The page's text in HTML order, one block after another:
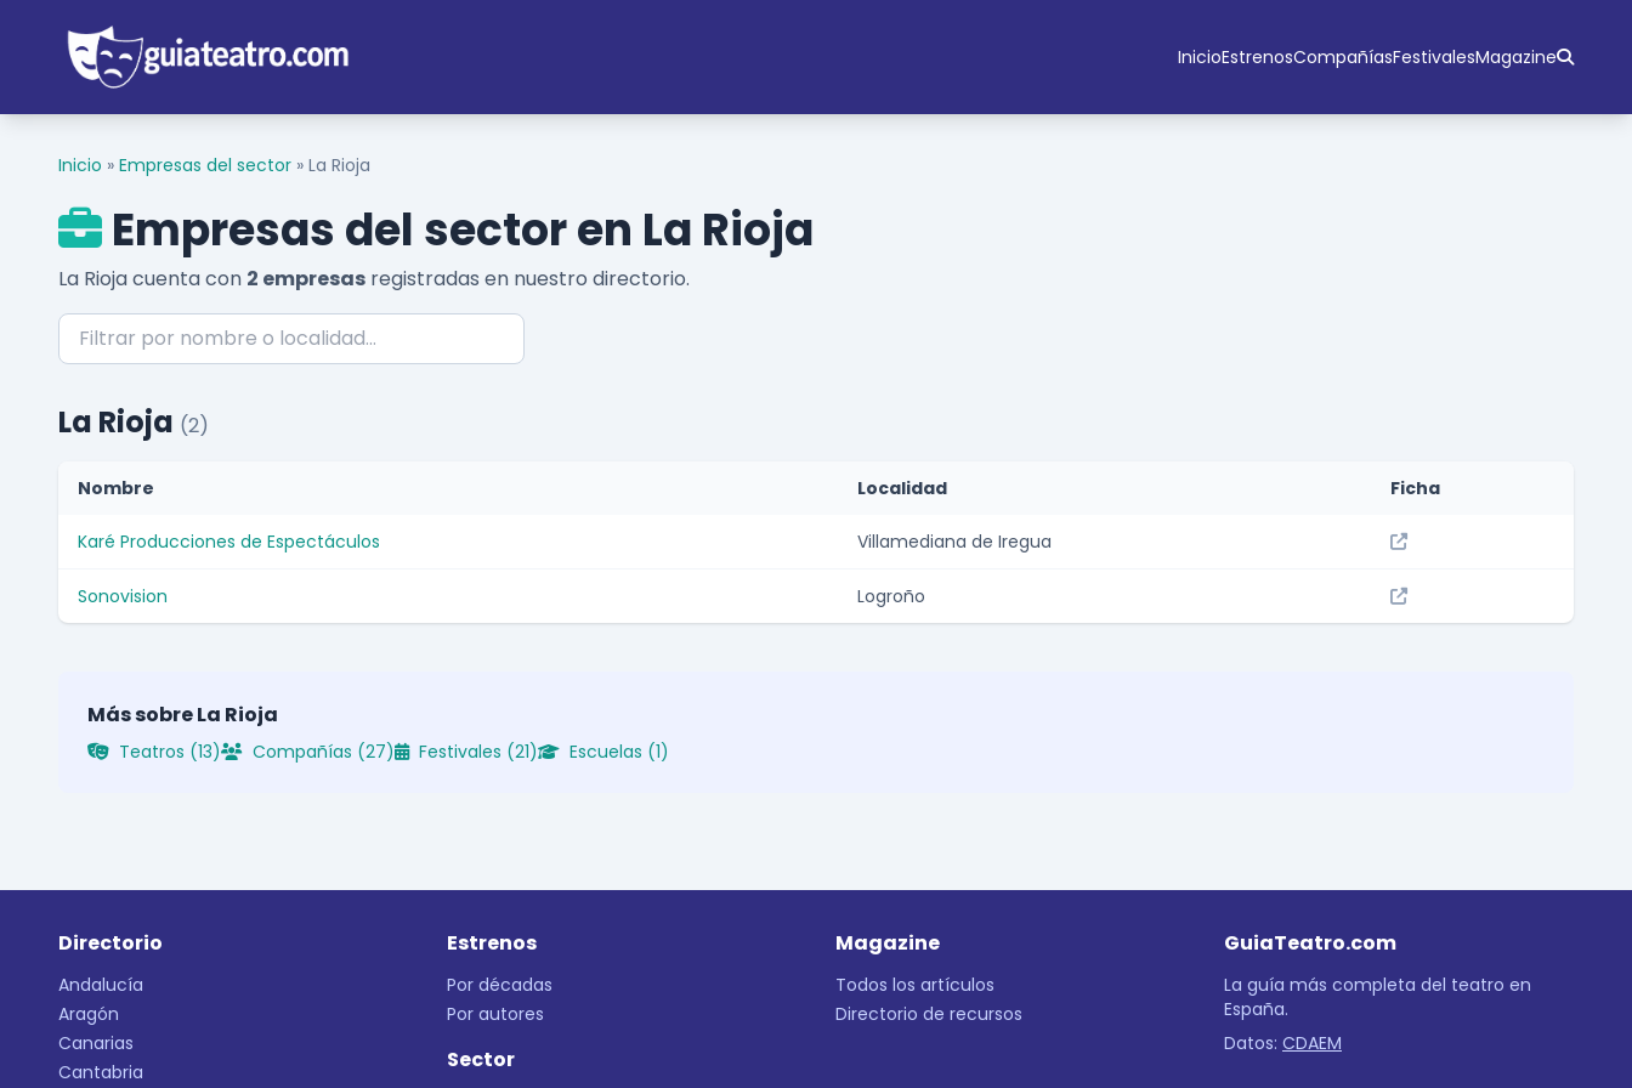
InicioEstrenosCompañíasFestivalesMagazine
Inicio » Empresas del sector » La Rioja
Empresas del sector en La Rioja
La Rioja cuenta con 2 empresas registradas en nuestro directorio.
La Rioja (2)
Nombre Localidad Ficha
Karé Producciones de Espectáculos Villamediana de Iregua
Sonovision Logroño
Más sobre La Rioja
Teatros (13) Compañías (27) Festivales (21) Escuelas (1)
Directorio
Andalucía
Aragón
Canarias
Cantabria
Estrenos
Por décadas
Por autores
Sector
Magazine
Todos los artículos
Directorio de recursos
GuiaTeatro.com
La guía más completa del teatro en
España.
Datos: CDAEM